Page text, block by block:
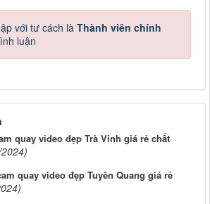
với tư cách làThành viên chính
luận
quay video đẹp Trà Vinh giá rẻ chất
quay video đẹp Tuyên Quang giá rẻ